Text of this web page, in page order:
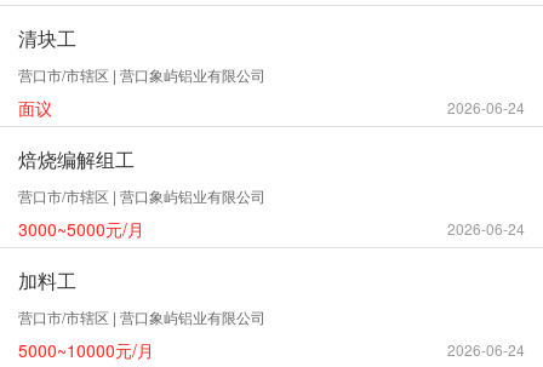
清块工
营口市/市辖区 | 营口象屿铝业有限公司
面议 2026-06-24
焙烧编解组工
营口市/市辖区 | 营口象屿铝业有限公司
3000~5000元/月 2026-06-24
加料工
营口市/市辖区 | 营口象屿铝业有限公司
5000~10000元/月 2026-06-24